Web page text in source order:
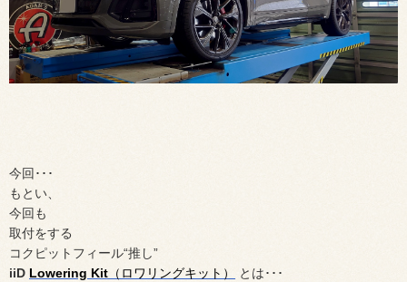
今回･･･
もとい、
今回も
取付をする
コクピットフィール“推し”
iiD Lowering Kit （ロワリングキット）
とは･･･